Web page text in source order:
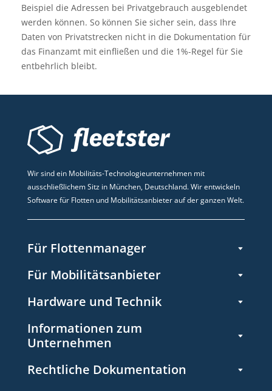
Beispiel die Adressen bei Privatgebrauch ausgeblendet
werden können. So können Sie sicher sein, dass Ihre
Daten von Privatstrecken nicht in die Dokumentation für
das Finanzamt mit einfließen und die 1%-Regel für Sie
entbehrlich bleibt.
Wir sind ein Mobilitäts-Technologieunternehmen mit
ausschließlichem Sitz in München, Deutschland. Wir entwickeln
Software für Flotten und Mobilitätsanbieter auf der ganzen Welt.
Für Flottenmanager
Für Mobilitätsanbieter
Hardware und Technik
Informationen zum
Unternehmen
Rechtliche Dokumentation